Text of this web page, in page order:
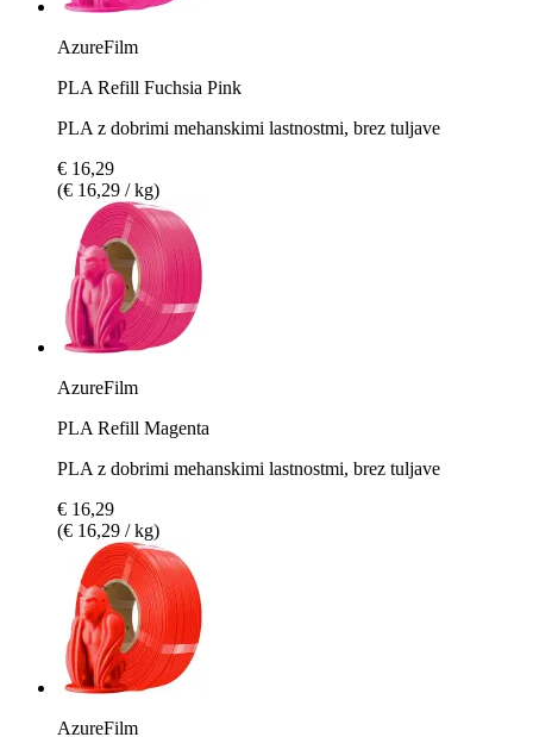
AzureFilm
PLA Refill Fuchsia Pink
PLA z dobrimi mehanskimi lastnostmi, brez tuljave
€ 16,29
(€ 16,29 / kg)
AzureFilm
PLA Refill Magenta
PLA z dobrimi mehanskimi lastnostmi, brez tuljave
€ 16,29
(€ 16,29 / kg)
AzureFilm